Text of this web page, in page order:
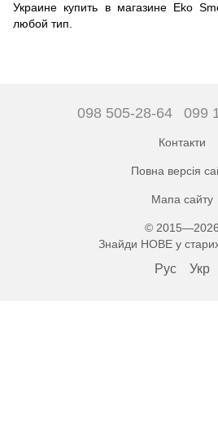
Украине купить в магазине Eko
любой тип.
098 505-28-64 099
Контакти
Повна версія
Мапа сайту
© 2015—2026
Знайди НОВЕ у
Рус Укр